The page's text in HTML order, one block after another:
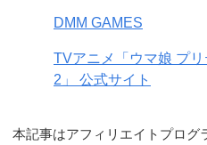
DMM GAMES
TVアニメ「ウマ娘 プ
2」 公式サイト
本記事はアフィリエイトプログ